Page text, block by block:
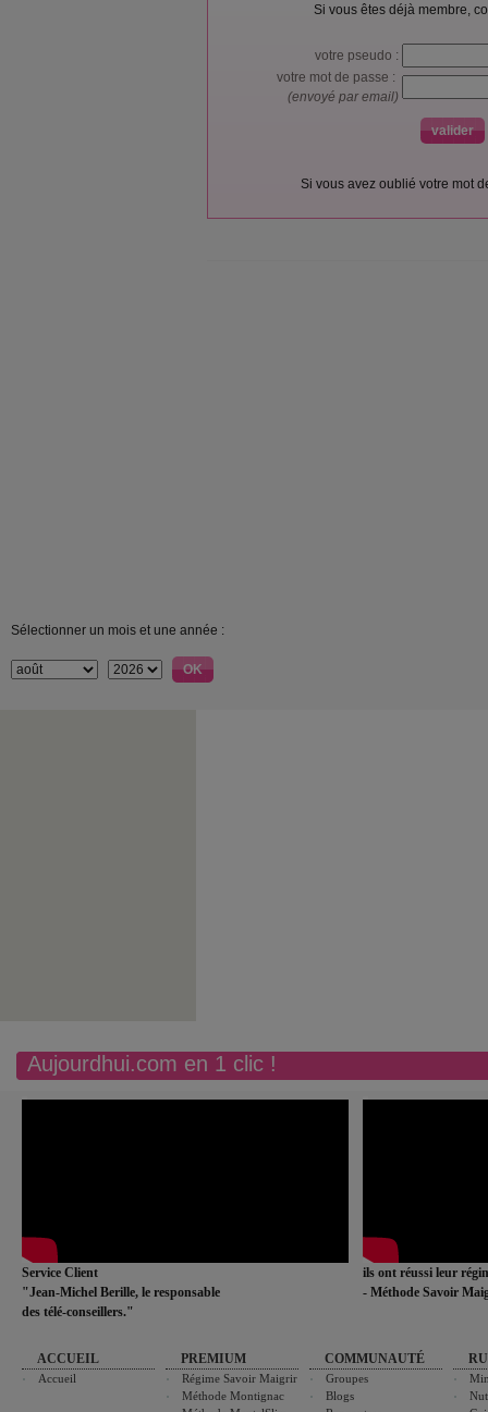
Si vous êtes déjà membre,
votre pseudo :
votre mot de passe :
(envoyé par email)
Si vous avez oublié votre mot
Sélectionner un mois et une année :
Aujourdhui.com en 1 clic !
Service Client
"Jean-Michel Berille, le responsable
des télé-conseillers."
ils ont réussi leur
- Méthode Savoir
ACCUEIL
Accueil
PREMIUM
Régime Savoir Maigrir
Méthode Montignac
COMMUNAUTÉ
Groupes
Blogs